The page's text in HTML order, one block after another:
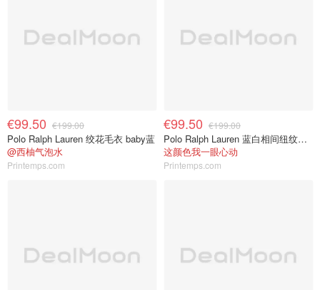
€99.50 €199.00
Polo Ralph Lauren 绞花毛衣 baby蓝
@西柚气泡水
Printemps.com
€99.50 €199.00
Polo Ralph Lauren 蓝白相间纽纹毛衣
这颜色我一眼心动
Printemps.com